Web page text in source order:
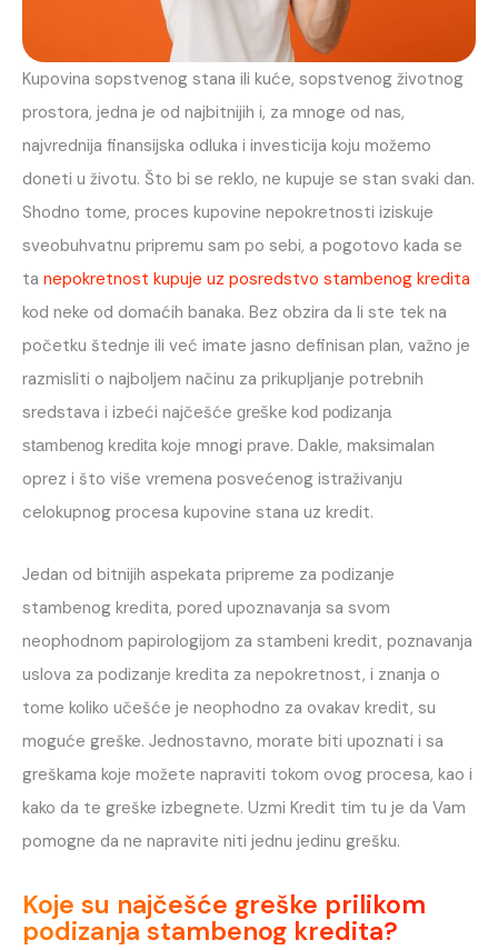
Kupovina sopstvenog stana ili kuće, sopstvenog životnog
prostora, jedna je od najbitnijih i, za mnoge od nas,
najvrednija finansijska odluka i investicija koju možemo
doneti u životu. Što bi se reklo, ne kupuje se stan svaki dan.
Shodno tome, proces kupovine nepokretnosti iziskuje
sveobuhvatnu pripremu sam po sebi, a pogotovo kada se
ta nepokretnost kupuje uz posredstvo stambenog kredita
kod neke od domaćih banaka. Bez obzira da li ste tek na
početku štednje ili već imate jasno definisan plan, važno je
razmisliti o najboljem načinu za prikupljanje potrebnih
sredstava i izbeći najčešće greške kod podizanja
stambenog kreditakoje mnogi prave. Dakle, maksimalan
oprez i što više vremena posvećenog istraživanju
celokupnog procesa kupovine stana uz kredit.
Jedan od bitnijih aspekata pripreme za podizanje
stambenog kredita, pored upoznavanja sa svom
neophodnom papirologijom za stambeni kredit, poznavanja
uslova za podizanje kredita za nepokretnost, i znanja o
tome koliko učešće je neophodno za ovakav kredit, su
moguće greške. Jednostavno, morate biti upoznati i sa
greškama koje možete napraviti tokom ovog procesa, kao i
kako da te greške izbegnete. Uzmi Kredit tim tu je da Vam
pomogne da ne napravite niti jednu jedinu grešku.
Koje su najčešće greške prilikom
podizanja stambenog kredita?